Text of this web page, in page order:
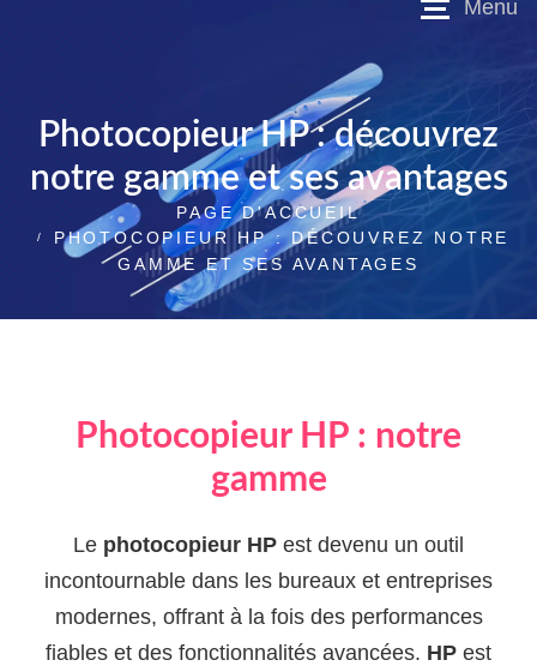
Photocopieur HP : découvrez
notre gamme et ses avantages
PAGE D'ACCUEIL
PHOTOCOPIEUR HP : DÉCOUVREZ NOTRE
GAMME ET SES AVANTAGES
Photocopieur HP : notre
gamme
Le photocopieur HP est devenu un outil
incontournable dans les bureaux et entreprises
modernes, offrant à la fois des performances
fiables et des fonctionnalités avancées. HP est